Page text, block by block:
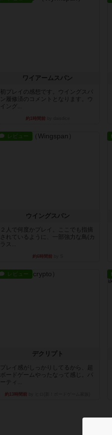
ワイアームスパン
初プレイの感想です。ウイングスパ
ン履修済のコメントとなります。ウ
イング...
約1時間前
レビュー
ウイングスパン
２人で何度かプレイ。ここでも指摘
されているように、一部強力な鳥(カ
ラス...
約6時間前
レビュー
デクリプト
プレイ感がしっかりしてるから、超
ボードゲームやったなって感じ。パ
ーティ...
約13時間前